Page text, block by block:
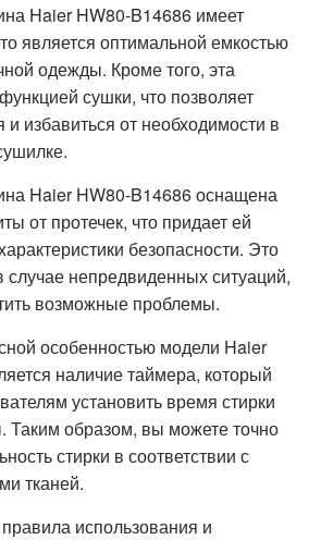
Haier HW80-B14686 имеет
является оптимальной емкостью
одежды. Кроме того, эта
сушки, что позволяет
избавиться от необходимости в
Haier HW80-B14686 оснащена
от протечек, что придает ей
безопасности. Это
непредвиденных ситуаций,
возможные проблемы.
особенностью модели Haier
наличие таймера, который
установить время стирки
Таким образом, вы можете точно
стирки в соответствии с
тканей.
использования и